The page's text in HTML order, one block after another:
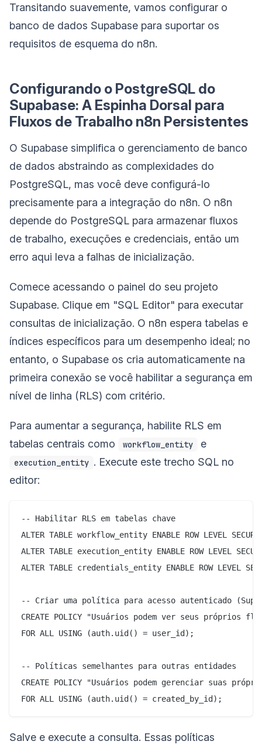
Transitando suavemente, vamos configurar o
banco de dados Supabase para suportar os
requisitos de esquema do n8n.
Configurando o PostgreSQL do
Supabase: A Espinha Dorsal para
Fluxos de Trabalho n8n Persistentes
O Supabase simplifica o gerenciamento de banco
de dados abstraindo as complexidades do
PostgreSQL, mas você deve configurá-lo
precisamente para a integração do n8n. O n8n
depende do PostgreSQL para armazenar fluxos
de trabalho, execuções e credenciais, então um
erro aqui leva a falhas de inicialização.
Comece acessando o painel do seu projeto
Supabase. Clique em "SQL Editor" para executar
consultas de inicialização. O n8n espera tabelas e
índices específicos para um desempenho ideal; no
entanto, o Supabase os cria automaticamente na
primeira conexão se você habilitar a segurança em
nível de linha (RLS) com critério.
Para aumentar a segurança, habilite RLS em
tabelas centrais como
workflow_entity e
execution_entity . Execute este trecho SQL no
editor:
-- Habilitar RLS em tabelas chave
ALTER TABLE workflow_entity ENABLE ROW LEVEL
ALTER TABLE execution_entity ENABLE ROW LEVEL
ALTER TABLE credentials_entity ENABLE ROW LEVEL
-- Criar uma política para acesso autenticado
CREATE POLICY "Usuários podem ver seus próprios
FOR ALL USING (auth.uid() = user_id);
-- Políticas semelhantes para outras entidades
CREATE POLICY "Usuários podem gerenciar suas
Salve e execute a consulta. Essas políticas